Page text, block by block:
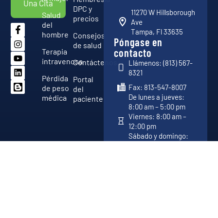
Una Cita
Salud
del
hombre
Terapia
intravenosa
Pérdida
de peso
médica
DPC y
precios
Consejos
de salud
Contáctenos
Portal
del
paciente
11270 W Hillsborough
Ave
Tampa, Fl 33635
Póngase en
contacto
Llámenos: (813) 567-
8321
Fax: 813-547-8007
De lunes a jueves:
8:00 am – 5:00 pm
Viernes: 8:00 am –
12:00 pm
Sábado y domingo: